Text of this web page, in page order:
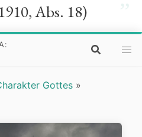
Abs. 18)
Gottes »